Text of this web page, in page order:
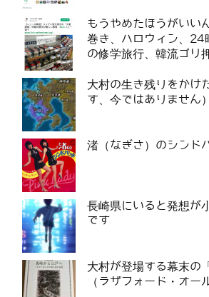
もうやめたほうがいい
巻き、ハロウィン、24
の修学旅行、韓流ゴリ
大村の生き残りをかけ
す、今ではありません）
渚（なぎさ）のシンド
長崎県にいると発想が
です
大村が登場する幕末の
（ラザフォード・オー